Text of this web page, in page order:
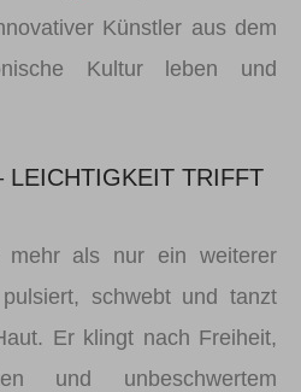
Künstler aus dem
Kultur leben und
LEICHTIGKEIT TRIFFT
mehr als nur ein weiterer
schwebt und tanzt
Er klingt nach Freiheit,
und unbeschwertem